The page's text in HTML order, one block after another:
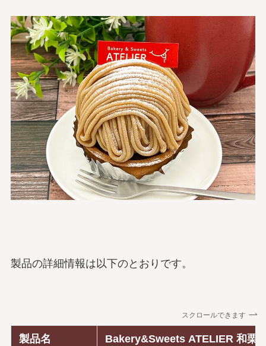
製品の詳細情報は以下のとおりです。
スクロールできます
製品名
Bakery&Sweets ATELIER 和栗